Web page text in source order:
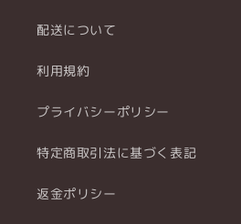
配送について
利用規約
プライバシーポリシー
特定商取引法に基づく表記
返金ポリシー